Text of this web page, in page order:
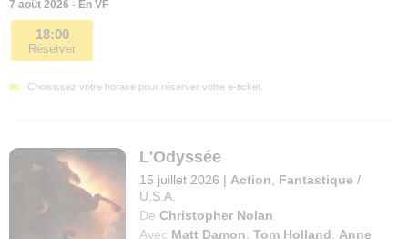
7 août 2026 - En VF
18:00
Réserver
Choisissez votre horaire pour réserver votre e-ticket.
L'Odyssée
15 juillet 2026 | Action Fantastique /
U.S.A.
De Christopher Nolan
Avec Matt Damon ,Tom Holland
Anne